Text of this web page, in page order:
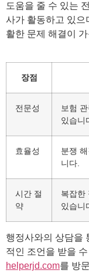
도움을 줄 수 있는
사가 활동하고 있으
활한 문제 해결이
장점
전문성
보험
있습니
효율성
분쟁
니다.
시간 절
약
복잡한
있습니
행정사와의 상담을
적인 조언을 받을
helperjd.com를 방